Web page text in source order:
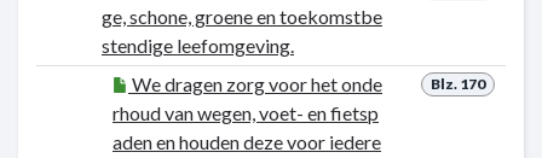
ge, schone, groene en toekomstbe
stendige leefomgeving.
Blz. 170
We dragen zorg voor het onde
rhoud van wegen, voet- en fietsp
aden en houden deze voor iedere